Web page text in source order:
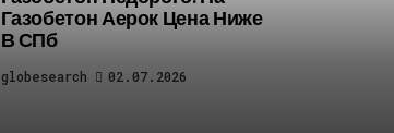
Газобетон Аерок Цена Ниже
В СПб
globesearch 02.07.2026